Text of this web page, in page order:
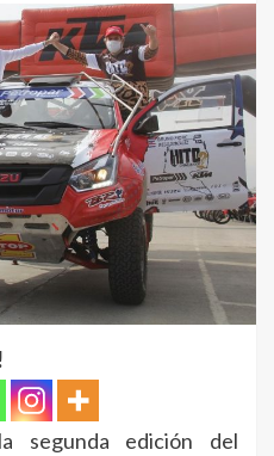
segunda edición del